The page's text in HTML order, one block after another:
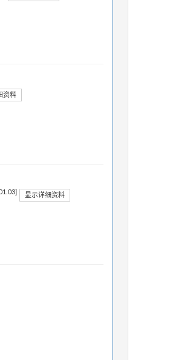
资料
显示详细资料